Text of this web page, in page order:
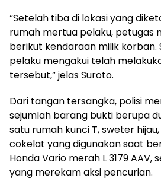
“Setelah tiba di lokasi yang
rumah mertua pelaku, petugas
berikut kendaraan milik korban.
pelaku mengakui telah
tersebut,” jelas Suroto.
Dari tangan tersangka, polisi
sejumlah barang bukti berupa
satu rumah kunci T, sweter
cokelat yang digunakan saat
Honda Vario merah L 3179 AAV,
yang merekam aksi pencurian.